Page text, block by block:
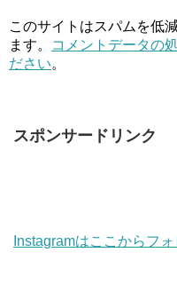
このサイトはスパムを低
ます。
コメントデータの
ださい。
スポンサードリンク
Instagramはここからフ